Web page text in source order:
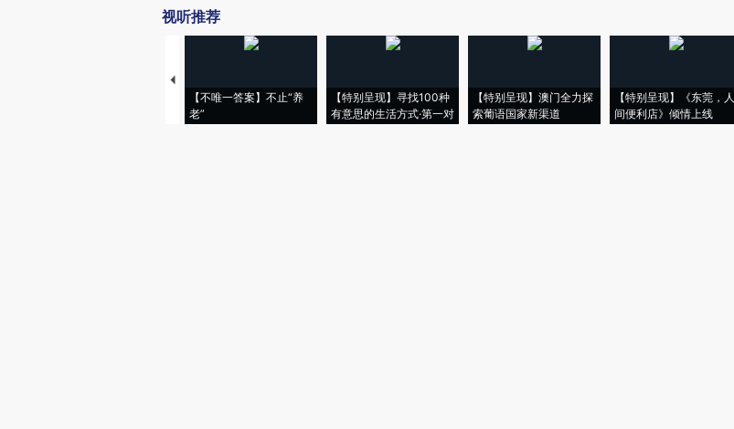
视听推荐
【不唯一答案】不止“养
老”
【特别呈现】寻找100种
有意思的生活方式·第一对
【特别呈现】澳门全力探
索葡语国家新渠道
【特别呈现】《东莞，人
间便利店》倾情上线